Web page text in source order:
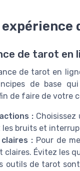
de tarot en
de tarot en
de base
de faire de votre
:
les bruits et
: Pour de
claires. Évitez les
outils de tarot